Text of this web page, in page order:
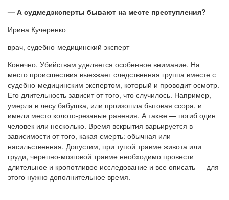
— А судмедэксперты бывают на месте преступления?
Ирина Кучеренко
врач, судебно-медицинский эксперт
Конечно. Убийствам уделяется особенное внимание. На
место происшествия выезжает следственная группа вместе с
судебно-медицинским экспертом, который и проводит осмотр.
Его длительность зависит от того, что случилось. Например,
умерла в лесу бабушка, или произошла бытовая ссора, и
имели место колото-резаные ранения. А также — погиб один
человек или несколько. Время вскрытия варьируется в
зависимости от того, какая смерть: обычная или
насильственная. Допустим, при тупой травме живота или
груди, черепно-мозговой травме необходимо провести
длительное и кропотливое исследование и все описать — для
этого нужно дополнительное время.